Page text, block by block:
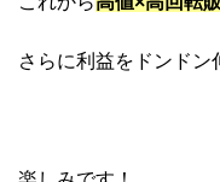
さらに利益をドンドン